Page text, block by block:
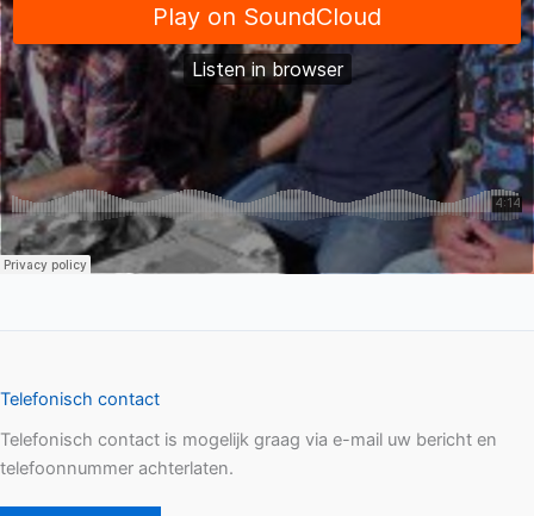
Telefonisch contact
Telefonisch contact is mogelijk graag via e-mail uw bericht en
telefoonnummer achterlaten.